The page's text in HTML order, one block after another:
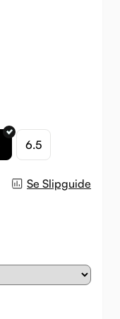
6.5
Se Slipguide